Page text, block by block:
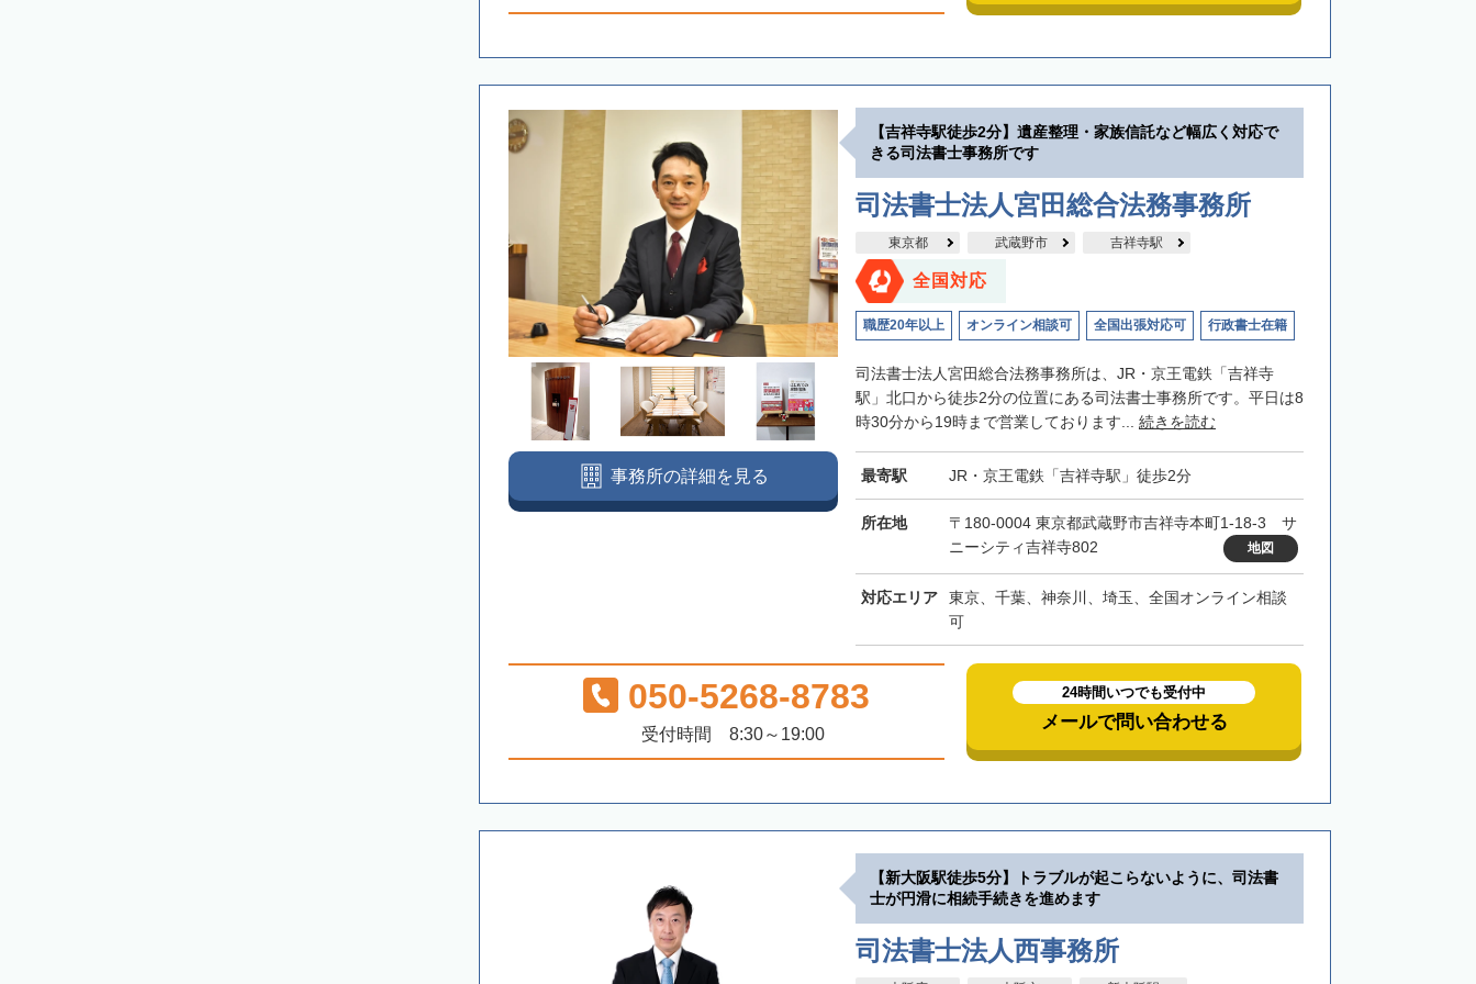
【吉祥寺駅徒歩2分】遺産整理・家族信託など幅広く対応で
きる司法書士事務所です
司法書士法人宮田総合法務事務所
東京都 武蔵野市 吉祥寺駅
全国対応
職歴20年以上 オンライン相談可 全国出張対応可 行政書士在籍
司法書士法人宮田総合法務事務所は、JR・京王電鉄「吉祥寺
駅」北口から徒歩2分の位置にある司法書士事務所です。平日は8
時30分から19時まで営業しております... 続きを読む
最寄駅 JR・京王電鉄「吉祥寺駅」徒歩2分
所在地
〒180-0004 東京都武蔵野市吉祥寺本町1-18-3 サ
ニーシティ吉祥寺802
地図
対応エリア
東京、千葉、神奈川、埼玉、全国オンライン相談
可
事務所の詳細を見る
050-5268-8783
受付時間 8:30～19:00
24時間いつでも受付中
メールで問い合わせる
【新大阪駅徒歩5分】トラブルが起こらないように、司法書
士が円滑に相続手続きを進めます
司法書士法人西事務所